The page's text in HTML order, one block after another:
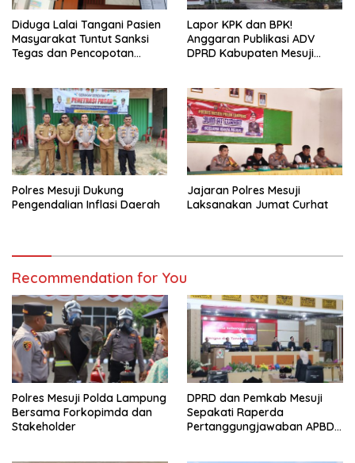
Diduga Lalai Tangani Pasien
Masyarakat Tuntut Sanksi
Tegas dan Pencopotan
Lapor KPK dan BPK!
Anggaran Publikasi ADV
DPRD Kabupaten Mesuji
Polres Mesuji Dukung
Pengendalian Inflasi Daerah
Jajaran Polres Mesuji
Laksanakan Jumat Curhat
Recommendation for You
Polres Mesuji Polda Lampung
Bersama Forkopimda dan
Stakeholder
DPRD dan Pemkab Mesuji
Sepakati Raperda
Pertanggungjawaban APBD